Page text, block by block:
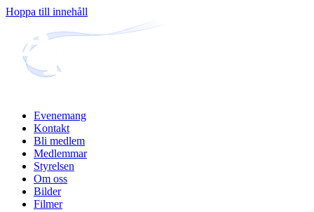
Hoppa till innehåll
Evenemang
Kontakt
Bli medlem
Medlemmar
Styrelsen
Om oss
Bilder
Filmer